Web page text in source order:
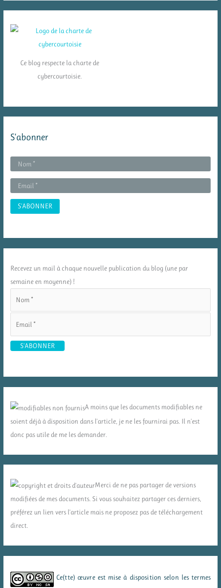
Ce blog respecte la charte de
cybercourtoisie.
S’abonner
Recevez un mail à chaque nouvelle publication du blog (une par
semaine en moyenne) !
A moins que les documents modifiables ne
soient déjà à disposition dans l'article, je ne les fournirai pas. Il n'est
donc pas utile de me les demander.
Merci de ne pas partager de versions
modifiées de mes documents. Si vous souhaitez partager ces derniers,
préférez un lien vers l'article mais ne proposez pas de téléchargement
direct.
Ce(tte) œuvre est mise à disposition selon les termes